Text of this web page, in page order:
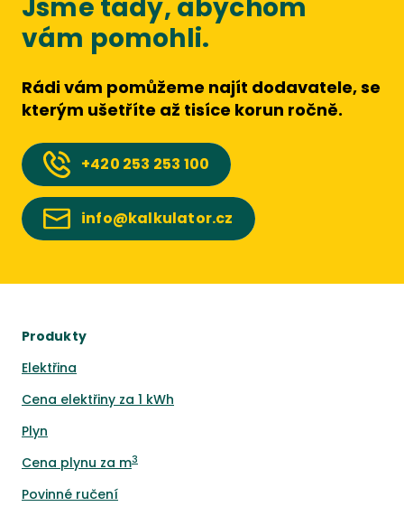
Jsme tady, abychom
vám pomohli.
Rádi vám pomůžeme najít dodavatele, se
kterým ušetříte až tisíce korun ročně.
+420 253 253 100
info@kalkulator.cz
Produkty
Elektřina
Cena elektřiny za 1 kWh
Plyn
Cena plynu za m3
Povinné ručení